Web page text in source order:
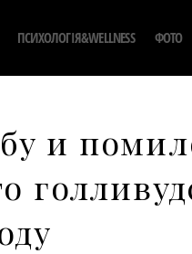
ПСИХОЛОГІЯ&WELLNESS ФОТО
и